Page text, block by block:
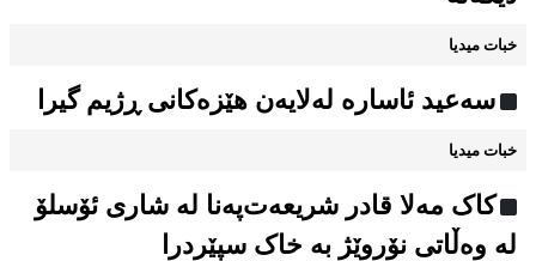
خبات میدیا
سەعید ئاسارە لەلایەن هێزەکانی ڕژیم گیرا
خبات میدیا
کاک مەلا قادر شریعەت‌پەنا لە شاری ئۆسلۆ
لە وەڵاتی نۆروێژ بە خاک سپێردرا